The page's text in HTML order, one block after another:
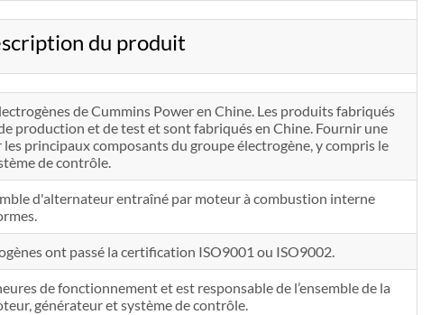
du produit
de Cummins Power en Chine. Les produits fabriqués
production et de test et sont fabriqués en Chine. Fournir une
principaux composants du groupe électrogène, y compris le
de contrôle.
d'alternateur entraîné par moteur à combustion interne
ont passé la certification ISO9001 ou ISO9002.
de fonctionnement et est responsable de l’ensemble de la
générateur et système de contrôle.